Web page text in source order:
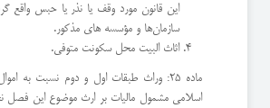
این قانون مورد وقف یا نذر یا حبس واقع
سازمان‌ها و مؤسسه های مذکور.
اثاث البیت محل سکونت متوفی.
ماده 25: وراث طبقات اول و دوم نسبت به
اسلامی مشمول مالیات بر ارث موضوع این فصل